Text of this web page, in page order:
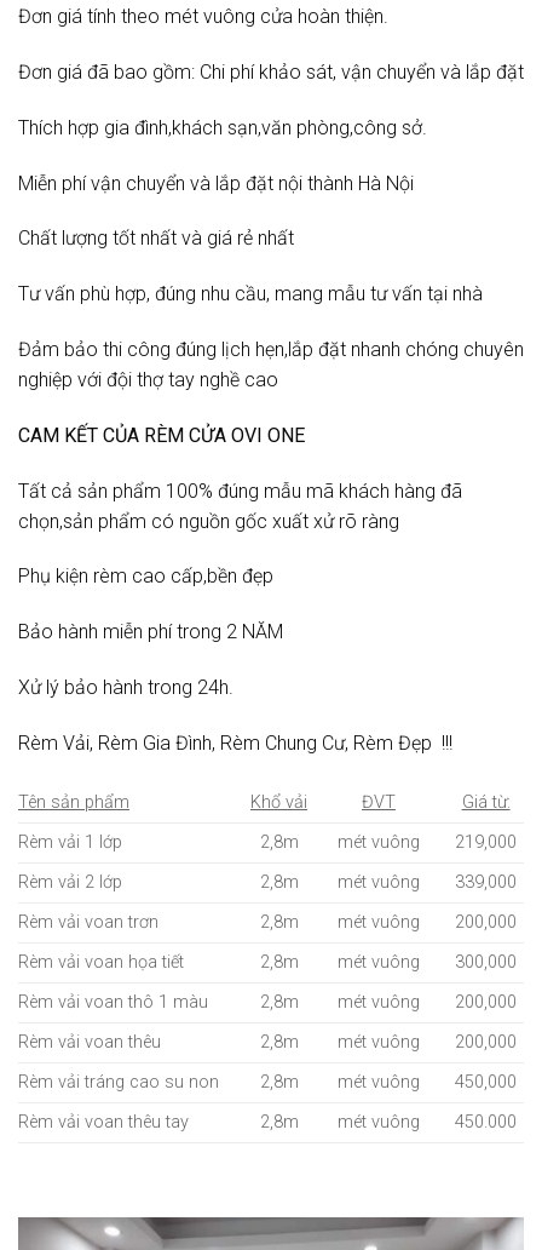
Đơn giá tính theo mét vuông cửa hoàn thiện.
Đơn giá đã bao gồm: Chi phí khảo sát, vận chuyển và lắp đặt
Thích hợp gia đình,khách sạn,văn phòng,công sở.
Miễn phí vận chuyển và lắp đặt nội thành Hà Nội
Chất lượng tốt nhất và giá rẻ nhất
Tư vấn phù hợp, đúng nhu cầu, mang mẫu tư vấn tại nhà
Đảm bảo thi công đúng lịch hẹn,lắp đặt nhanh chóng chuyên
nghiệp với đội thợ tay nghề cao
CAM KẾT CỦA RÈM CỬA OVI ONE
Tất cả sản phẩm 100% đúng mẫu mã khách hàng đã
chọn,sản phẩm có nguồn gốc xuất xử rõ ràng
Phụ kiện rèm cao cấp,bền đẹp
Bảo hành miễn phí trong 2 NĂM
Xử lý bảo hành trong 24h.
Rèm Vải, Rèm Gia Đình, Rèm Chung Cư, Rèm Đẹp !!!
Tên sản phẩm Khổ vải ĐVT
Giá từ:
Rèm vải 1 lớp
2,8m mét vuông
219,000
Rèm vải 2 lớp
2,8m mét vuông
339,000
Rèm vải voan trơn
2,8m mét vuông
200,000
Rèm vải voan họa tiết
2,8m mét vuông
300,000
Rèm vải voan thô 1 màu
2,8m mét vuông
200,000
Rèm vải voan thêu
2,8m mét vuông
200,000
Rèm vải tráng cao su non
2,8m mét vuông
450,000
Rèm vải voan thêu tay
2,8m mét vuông 450.000